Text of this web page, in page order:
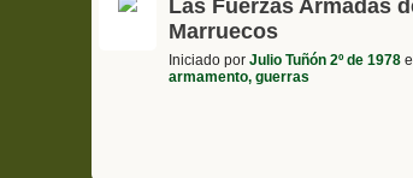
Las Fuerzas Armadas
Marruecos
Iniciado porJulio Tuñón 2º de 1978
armamento, guerras